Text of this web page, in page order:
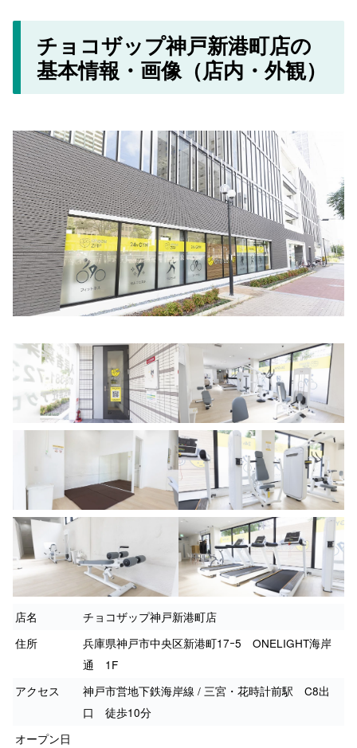
チョコザップ神戸新港町店の
基本情報・画像（店内・外観）
店名
チョコザップ神戸新港町店
住所
兵庫県神戸市中央区新港町17ｰ5 ONELIGHT海岸
通 1F
アクセス
神戸市営地下鉄海岸線 / 三宮・花時計前駅 C8出
口 徒歩10分
オープン日